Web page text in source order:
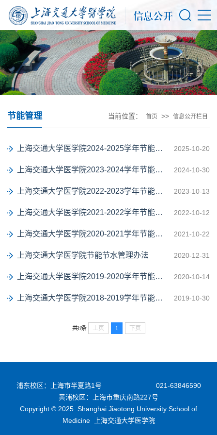
节能管理 当前位置： 首页 >> 信息公开栏目
上海交通大学医学院2024-2025学年节能管理工作情况 2025-10-20
上海交通大学医学院2023-2024学年节能管理工作情况 2024-10-30
上海交通大学医学院2022-2023学年节能管理工作情况 2023-10-13
上海交通大学医学院2021-2022学年节能管理工作情况 2022-10-12
上海交通大学医学院2020-2021学年节能管理工作情况 2021-10-22
上海交通大学医学院节能节水管理办法 2020-12-31
上海交通大学医学院2019-2020学年节能管理工作情况 2020-10-14
上海交通大学医学院2018-2019学年节能管理工作情况 2019-10-30
共8条 上页 1 下页
浦东校区：上海市半夏路1号 021-63846590
黄浦校区：上海市重庆南路227号
Copyright © 2025 Shanghai Jiaotong University School of
Medicine 上海交通大学医学院